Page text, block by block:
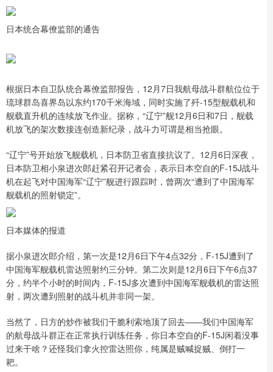
日本统合幕僚监部的通告
根据日本自卫队统合幕僚监部报告，12月7日我航母战斗群航位位于
琉球群岛喜界岛以东约170千米海域，同时实施了歼-15型舰载机和
舰载直升机的连续放飞作业。据称，“辽宁”舰12月6日和7日，舰载
机放飞的架次数接连创造新纪录，战斗力可谓是相当抢眼。
“辽宁”号开始放飞舰载机，日本防卫省直接抗议了。12月6日深夜，
日本防卫相小泉进次郎赶紧召开记者会，表示日本空自的F-15J战斗
机在起飞对中国海军“辽宁”舰进行跟踪时，曾两次“遭到了中国海军
舰载机的照射锁定”。
日本媒体的报道
据小泉进次郎介绍，第一次是12月6日下午4点32分，F-15J遭到了
中国海军舰载机雷达照射约三分钟。第二次则是12月6日下午6点37
分，约半个小时的时间内，F-15J多次遭到中国海军舰载机的雷达照
射，两次遭到照射的战斗机并非同一架。
当然了，日方的炒作被我们干脆利索地顶了回去——我们中国海军
的航母战斗群正在正常执行训练任务，你日本空自的F-15J闲着没事
过来干啥？还怪我们拿火控雷达照你，纯属是贼喊捉贼、倒打一
耙。